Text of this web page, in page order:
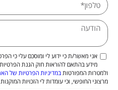
אני מאשר/ת כי ידוע לי ומוסכם עלי כי
ולמטרות המפורטותבמדיניות הפרטיות של
מרצוני החופשי, וכי עומדות לי הזכויות